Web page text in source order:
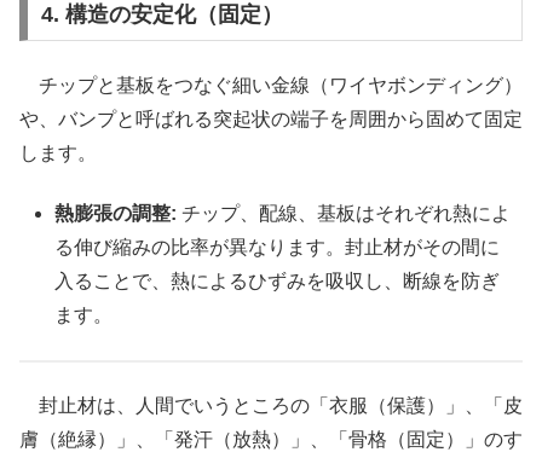
4. 構造の安定化（固定）
チップと基板をつなぐ細い金線（ワイヤボンディング）
や、バンプと呼ばれる突起状の端子を周囲から固めて固定
します。
熱膨張の調整: チップ、配線、基板はそれぞれ熱によ
る伸び縮みの比率が異なります。封止材がその間に
入ることで、熱によるひずみを吸収し、断線を防ぎ
ます。
封止材は、人間でいうところの「衣服（保護）」、「皮
膚（絶縁）」、「発汗（放熱）」、「骨格（固定）」のす